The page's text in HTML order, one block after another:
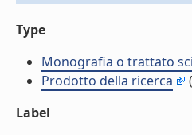
Type
Monografia o trattato
Prodotto della ricerca
Label